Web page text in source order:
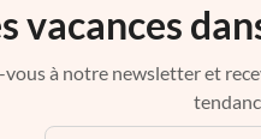
vacances
à notre newsletter et